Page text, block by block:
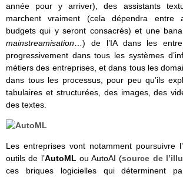
année pour y arriver), des assistants
marchent vraiment (cela dépendra entre
budgets qui y seront consacrés) et une
mainstreamisation …) de l’IA dans les
progressivement dans tous les systèmes
métiers des entreprises, et dans tous les
dans tous les processus, pour peu qu’ils
tabulaires et structurées, des images, des
des textes.
Les entreprises vont notamment poursuivre
outils de l’AutoML ou AutoAI (source de
ces briques logicielles qui déterminent